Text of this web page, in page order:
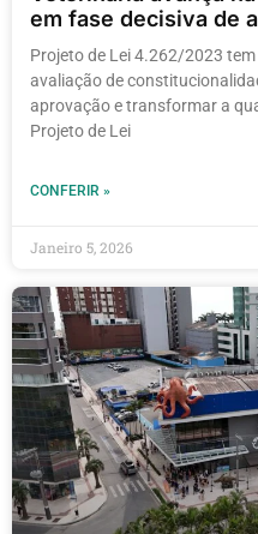
em fase decisiva de
Projeto de Lei 4.262/2023
avaliação de
aprovação e transformar a
Projeto de Lei
CONFERIR »
Janeiro 5, 2026